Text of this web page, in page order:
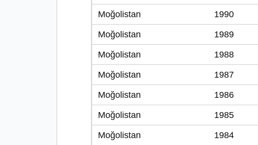
Moğolistan 1990
Moğolistan 1989
Moğolistan 1988
Moğolistan 1987
Moğolistan 1986
Moğolistan 1985
Moğolistan 1984